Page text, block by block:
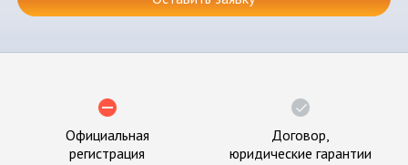
Официальная
регистрация
Договор,
юридические гарантии